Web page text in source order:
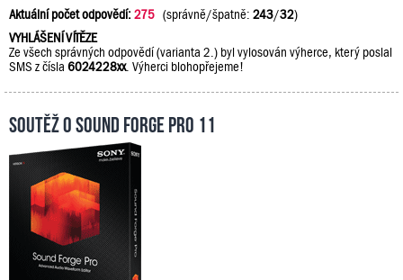
Aktuální počet odpovědí:275 (správně/špatně: 243/32)
VYHLÁŠENÍ VÍTĚZE
Ze všech správných odpovědí (varianta 2.) byl vylosován výherce, který poslal
SMS z čísla 6024228xx. Výherci blohopřejeme!
Soutěž o Sound Forge Pro 11